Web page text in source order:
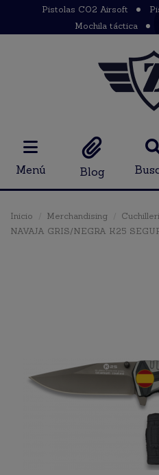
Pistolas CO2 Airsoft
Mochila táctica
Menú Blog
Inicio Merchandising
NAVAJA GRIS/NEGRA K25